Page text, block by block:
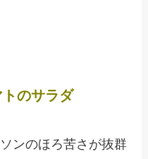
のサラダ
ンのほろ苦さが抜群